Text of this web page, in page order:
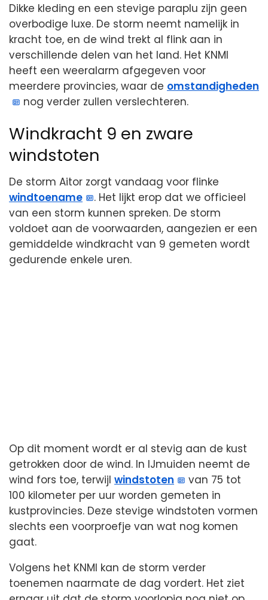
Dikke kleding en een stevige paraplu zijn geen
overbodige luxe. De storm neemt namelijk in
kracht toe, en de wind trekt al flink aan in
verschillende delen van het land. Het KNMI
heeft een weeralarm afgegeven voor
meerdere provincies, waar de omstandigheden
nog verder zullen verslechteren.
Windkracht 9 en zware
windstoten
De storm Aitor zorgt vandaag voor flinke
windtoename
. Het lijkt erop dat we officieel
van een storm kunnen spreken. De storm
voldoet aan de voorwaarden, aangezien er een
gemiddelde windkracht van 9 gemeten wordt
gedurende enkele uren.
Op dit moment wordt er al stevig aan de kust
getrokken door de wind. In IJmuiden neemt de
wind fors toe, terwijl windstoten
van 75 tot
100 kilometer per uur worden gemeten in
kustprovincies. Deze stevige windstoten vormen
slechts een voorproefje van wat nog komen
gaat.
Volgens het KNMI kan de storm verder
toenemen naarmate de dag vordert. Het ziet